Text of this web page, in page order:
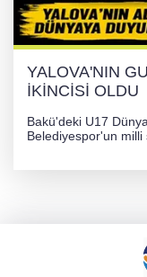
YALOVA'NIN
İKİNCİSİ OLDU
Bakü'deki U17
Belediyespor'un milli